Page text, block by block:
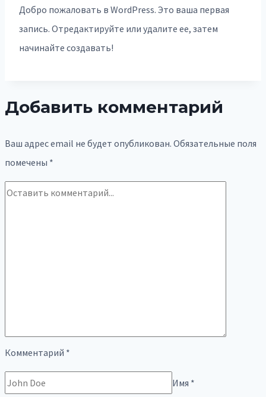
Добро пожаловать в WordPress. Это ваша первая
запись. Отредактируйте или удалите ее, затем
начинайте создавать!
Добавить комментарий
Ваш адрес email не будет опубликован. Обязательные поля
помечены *
Комментарий *
Имя *